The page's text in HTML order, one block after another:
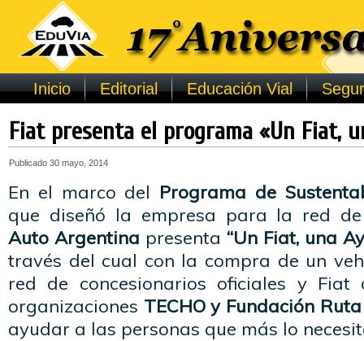
Inicio Editorial Educación Vial
Fiat presenta el programa «Un Fiat,
Publicado 30 mayo, 2014
En el marco del Programa de
que diseñó la empresa para la red
Auto Argentina presenta “Un Fiat, una
través del cual con la compra de un
red de concesionarios oficiales y Fiat
organizaciones TECHO y Fundación
ayudar a las personas que más lo